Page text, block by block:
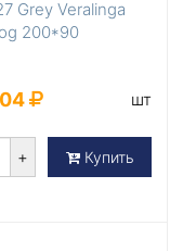
Grey Veralinga
200*90
шт
+ Купить